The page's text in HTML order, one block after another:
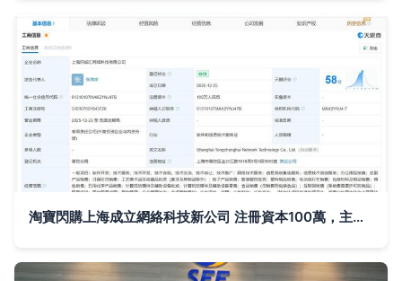
淘寶閃購上海成立網絡科技新公司 注冊資本100萬，主營國內貿易代理及網絡技術服務